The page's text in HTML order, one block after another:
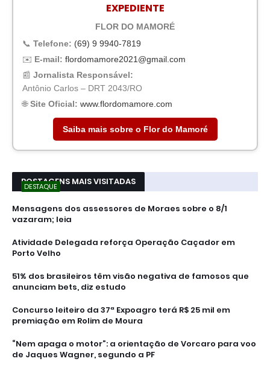
EXPEDIENTE
FLOR DO MAMORÉ
📞 Telefone: (69) 9 9940-7819
✉️ E-mail: flordomamore2021@gmail.com
📰 Jornalista Responsável:
Antônio Carlos – DRT 2043/RO
🌐Site Oficial: www.flordomamore.com
Saiba mais sobre o Flor do Mamoré
POSTAGENS MAIS VISITADAS
DESTAQUE
Mensagens dos assessores de Moraes sobre o 8/1
vazaram; leia
Atividade Delegada reforça Operação Caçador em
Porto Velho
51% dos brasileiros têm visão negativa de famosos que
anunciam bets, diz estudo
Concurso leiteiro da 37ª Expoagro terá R$ 25 mil em
premiação em Rolim de Moura
“Nem apaga o motor”: a orientação de Vorcaro para voo
de Jaques Wagner, segundo a PF